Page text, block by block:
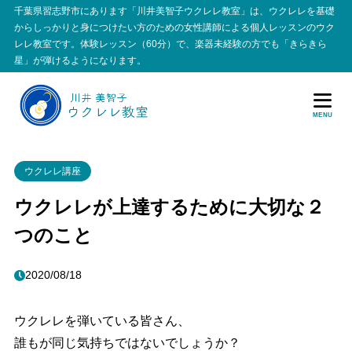
千葉県習志野市にあります「川井美智子ウクレレ教室」は、ウクレレを基礎
からしっかりと身につけたい方のための女性講師による個人レッスンのウク
レレ教室です。体験レッスン（60分）で、楽器未経験の方でも「きらきら
星」が弾けるようになります。
MENU
ウクレレ講座
ウクレレが上達するために大切な２
つのこと
2020/08/18
ウクレレを弾いている皆さん、
誰もが同じ気持ちではないでしょうか？